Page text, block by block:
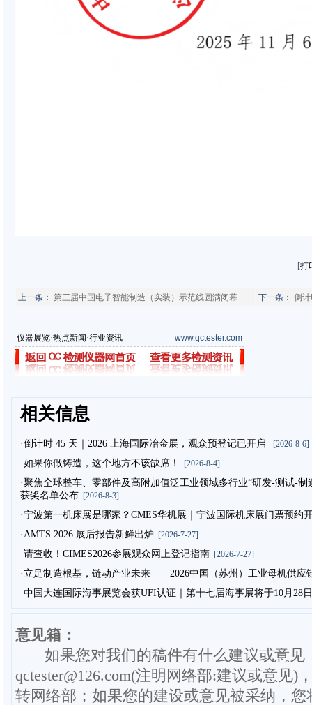
[打
上一条： 第三届中国电子智能制造（实装）示范线圆满闭幕 下一条： 倒计
仪器展览·热点新闻·行业资讯 www.qctester.com
相关信息
·倒计时 45 天｜2026 上海国际冶金展，观众预登记已开启 [2026-8-6]
·如果你做铸造，这个地方不该缺席！ [2026-8-4]
·聚焦全球整车、零部件及高附加值泛工业领域多行业“研发-测试-制
获奖名单公布[2026-8-3]
·宁波第一机床展是哪家？CMES华机展｜宁波国际机床展门票预约
·AMTS 2026 展后报告新鲜出炉[2026-7-27]
·请查收！CIMES2026参展观众网上登记指南[2026-7-27]
·立足制造根基，链动产业未来——2026中国（苏州）工业母机供应
·中国大连国际海事展览会获UFI认证｜第十七届海事展将于10月28
意见箱：
如果您对我们的稿件有什么建议或意见
qctester@126.com(注明网络部:建议或意见)
转网络部；如果您的建设或意见被采纳，